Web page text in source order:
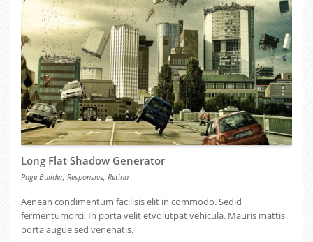
Long Flat Shadow Generator
Page Builder, Responsive, Retina
Aenean condimentum facilisis elit in commodo. Sedid
fermentumorci. In porta velit etvolutpat vehicula. Mauris mattis
porta augue sed venenatis.